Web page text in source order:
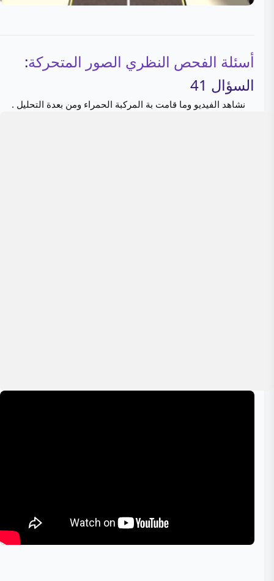
أسئلة الفحص النظري الصور المتحركة:
السؤال 41
نشاهد الفيديو وما قامت بة المركبة الحمراء ومن بعدة التحليل .